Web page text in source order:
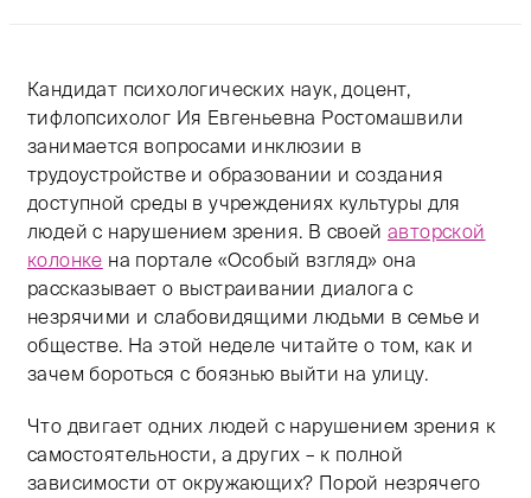
Кандидат психологических наук, доцент,
тифлопсихолог Ия Евгеньевна Ростомашвили
занимается вопросами инклюзии в
трудоустройстве и образовании и создания
доступной среды в учреждениях культуры для
людей с нарушением зрения. В своей авторской
колонке на портале «Особый взгляд» она
рассказывает о выстраивании диалога с
незрячими и слабовидящими людьми в семье и
обществе. На этой неделе читайте о том, как и
зачем бороться с боязнью выйти на улицу.
Что двигает одних людей с нарушением зрения к
самостоятельности, а других – к полной
зависимости от окружающих? Порой незрячего